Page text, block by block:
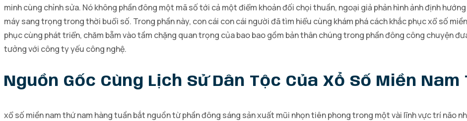
minh cùng chỉnh sửa. Nó không phần đông một mã số tới cả một điểm khoản đối chọi thuần, ngoại giả phản hình ảnh định
máy sang trọng trong thời buổi số. Trong phần này, con cái con cái người đã tìm hiểu cùng khám phá cách khắc phục xổ số
phục cùng phát triển, chăm bẵm vào tầm chặng quan trọng của bao bao gồm bản thân chúng trong phần đông công chuyện
tưởng với công ty yếu công nghệ.
Nguồn Gốc Cùng Lịch Sử Dân Tộc Của Xổ Số Miền Nam
xổ số miền nam thứ nam hàng tuần bắt nguồn từ phần đông sáng sản xuất mũi nhọn tiên phong trong một vài lĩnh vực trí não